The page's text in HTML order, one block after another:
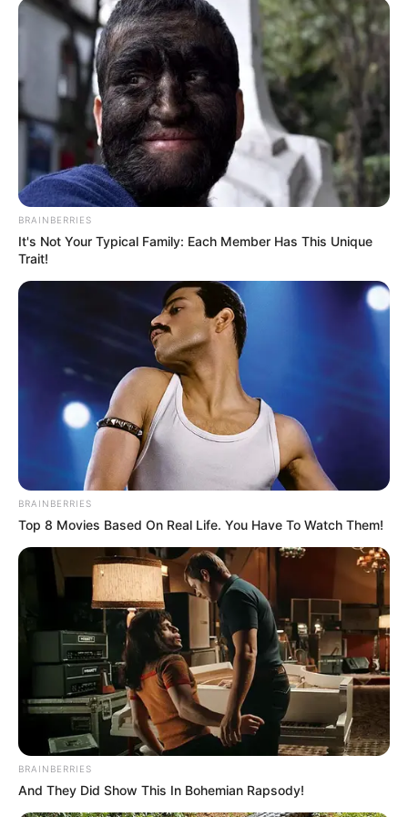
se entregó ante autoridades.
Lea además:Zapatos, ropa y pedazos de hierro fue lo
que quedó del accidente en La Línea: Se conocen nuevas
imágenes
La Fiscalía General reveló durante la audiencia que
cuenta con material probatorio suficiente que
demostraría que Prieto Corredor, cometió el homicidio
en medio de un acto de intolerancia ante la decisión que
tomó la mujer.
COMPARTIR
ALERTA BOGOTÁ EN GOOGLE NEWS
TEMAS RELACIONADOS
MALTRATO INFANTIL LOCALIDAD DE KENNEDY
MANTÉNGASE EN ALERTA
interesan. Para estar bien informado, por
favor, active las notificaciones de Alerta.
ACTIVAR AHORA
TEMAS DESTACADOS
RECIBO DEL AGUA
CUNDINAMARCA
DESAPARECIDOS
BRAINBERRIES
It's Not Your Typical Family: Each Member Has This Unique
Trait!
BRAINBERRIES
Top 8 Movies Based On Real Life. You Have To Watch Them!
BRAINBERRIES
And They Did Show This In Bohemian Rapsody!